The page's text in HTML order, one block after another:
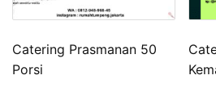
Catering Prasmanan 50
Porsi